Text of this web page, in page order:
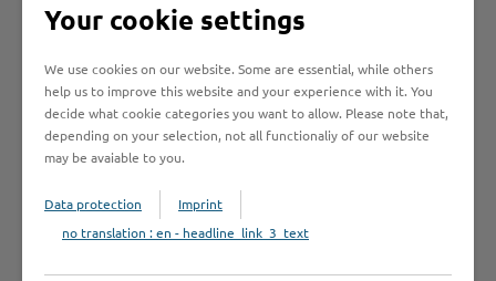
und „Wie das Licht nach Stormarn kam“
Inszenierung …
22.04.2024
Fachtag Altern in verschiedenen
Kulturen
Your cookie settings
We use cookies on our website. Some are essential, while others
help us to improve this website and your experience with it. You
decide what cookie categories you want to allow. Please note that,
depending on your selection, not all functionaliy of our website
may be avaiable to you.
Data protection
Imprint
no translation : en - headline_link_3_text